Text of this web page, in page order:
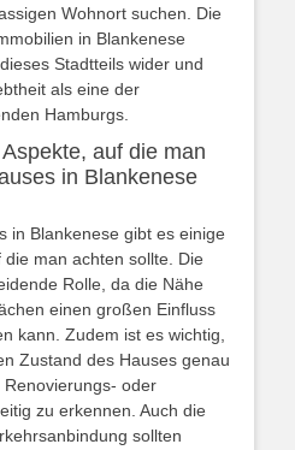
Wohnort suchen. Die
in Blankenese
Stadtteils wider und
als eine der
Hamburgs.
auf die man
in Blankenese
in Blankenese gibt es einige
man achten sollte. Die
Rolle, da die Nähe
einen großen Einfluss
kann. Zudem ist es wichtig,
Zustand des Hauses genau
oder
zu erkennen. Auch die
sollten